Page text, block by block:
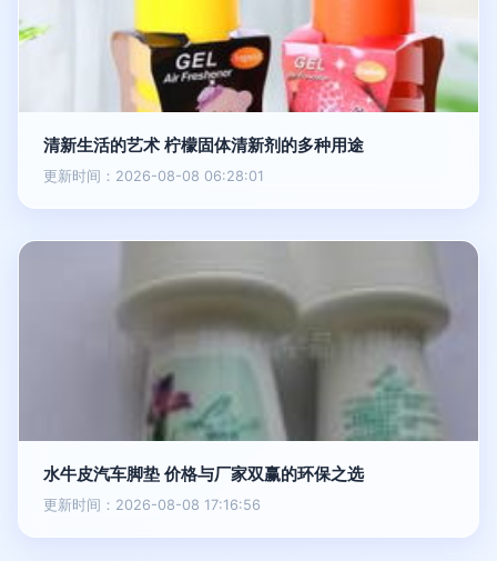
清新生活的艺术 柠檬固体清新剂的多种用途
更新时间：2026-08-08 06:28:01
水牛皮汽车脚垫 价格与厂家双赢的环保之选
更新时间：2026-08-08 17:16:56